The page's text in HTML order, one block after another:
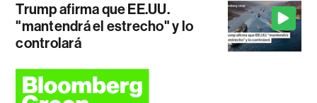
Trump afirma que EE.UU.
"mantendrá el estrecho" y lo
controlará